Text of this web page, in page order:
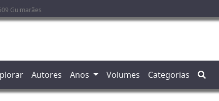
Guimarães
Autores Anos Volumes Categorias